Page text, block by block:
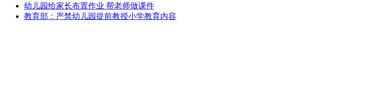
幼儿园给家长布置作业 帮老师做课件
教育部：严禁幼儿园提前教授小学教育内容